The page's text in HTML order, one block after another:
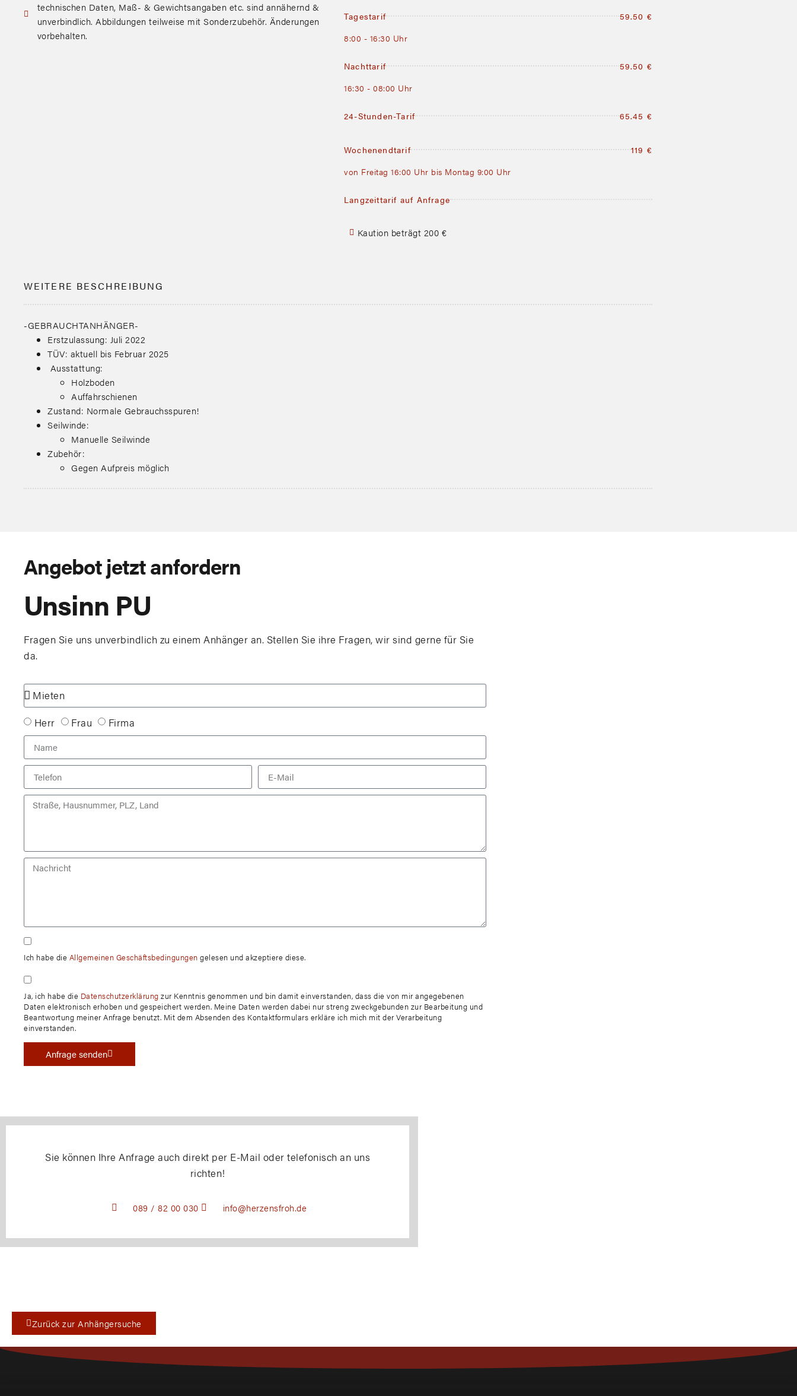
technischen Daten, Maß- & Gewichtsangaben etc. sind annähernd &
unverbindlich. Abbildungen teilweise mit Sonderzubehör. Änderungen
vorbehalten.
Tagestarif
59.50 €
8:00 - 16:30 Uhr
Nachttarif
59.50 €
16:30 - 08:00 Uhr
24-Stunden-Tarif 65.45 €
Wochenendtarif
119 €
von Freitag 16:00 Uhr bis Montag 9:00 Uhr
Langzeittarif auf Anfrage
Kaution beträgt 200 €
WEITERE BESCHREIBUNG
-GEBRAUCHTANHÄNGER-
Erstzulassung: Juli 2022
TÜV: aktuell bis Februar 2025
Ausstattung:
Holzboden
Auffahrschienen
Zustand: Normale Gebrauchsspuren!
Seilwinde:
Manuelle Seilwinde
Zubehör:
Gegen Aufpreis möglich
Angebot jetzt anfordern
Unsinn PU
Fragen Sie uns unverbindlich zu einem Anhänger an. Stellen Sie ihre Fragen, wir sind gerne für Sie
da.
Herr Frau Firma
Ich habe die Allgemeinen Geschäftsbedingungen gelesen und akzeptiere diese.
Ja, ich habe die Datenschutzerklärung zur Kenntnis genommen und bin damit einverstanden, dass die von mir angegebenen
Daten elektronisch erhoben und gespeichert werden. Meine Daten werden dabei nur streng zweckgebunden zur Bearbeitung und
Beantwortung meiner Anfrage benutzt. Mit dem Absenden des Kontaktformulars erkläre ich mich mit der Verarbeitung
einverstanden.
Anfrage senden
Sie können Ihre Anfrage auch direkt per E-Mail oder telefonisch an uns
richten!
089 / 82 00 030 info@herzensfroh.de
Zurück zur Anhängersuche